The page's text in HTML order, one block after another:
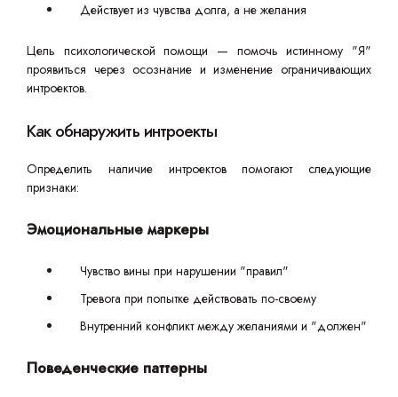
Действует из чувства долга, а не желания
Цель психологической помощи — помочь истинному "Я"
проявиться через осознание и изменение ограничивающих
интроектов.
Как обнаружить интроекты
Определить наличие интроектов помогают следующие
признаки:
Эмоциональные маркеры
Чувство вины при нарушении "правил"
Тревога при попытке действовать по-своему
Внутренний конфликт между желаниями и "должен"
Поведенческие паттерны